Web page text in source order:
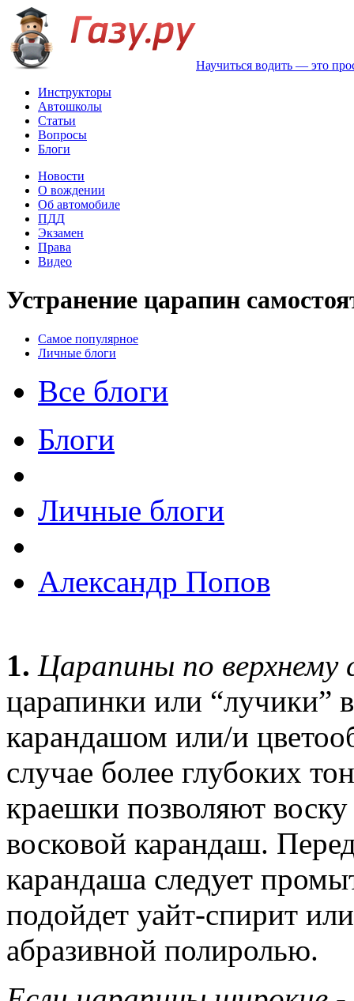
Научиться водить — это
Инструкторы
Автошколы
Статьи
Вопросы
Блоги
Новости
О вождении
Об автомобиле
ПДД
Экзамен
Права
Видео
Устранение царапин
Самое популярное
Личные блоги
Все блоги
Блоги
Личные блоги
Александр Попов
1. Царапины по верхнему
царапинки или “лучики”
карандашом или/и
случае более глубоких
краешки позволяют воску
восковой карандаш.
карандаша следует
подойдет уайт-спирит
абразивной полиролью.